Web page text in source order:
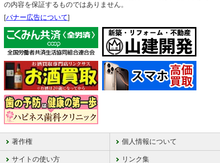
の内容を保証するものではありません。
[バナー広告について]
著作権 個人情報について
サイトの使い方 リンク集